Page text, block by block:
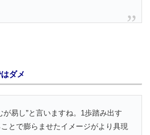
ダメ
が易し”と言いますね。1歩踏み出す
とで膨らませたイメージがより具現